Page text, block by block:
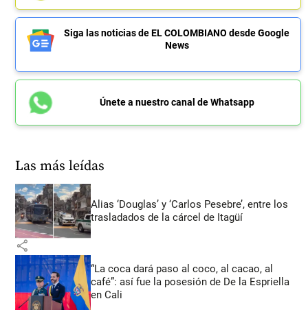
Siga las noticias de EL COLOMBIANO desde Google
News
Únete a nuestro canal de Whatsapp
Las más leídas
Alias ‘Douglas’ y ‘Carlos Pesebre’, entre los
trasladados de la cárcel de Itagüí
share
“La coca dará paso al coco, al cacao, al
café”: así fue la posesión de De la Espriella
en Cali